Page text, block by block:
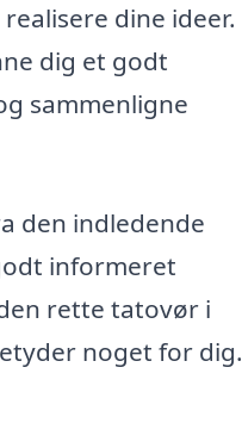
dine ideer.
dig et godt
sammenligne
den indledende
informeret
rette tatovør i
noget for dig.